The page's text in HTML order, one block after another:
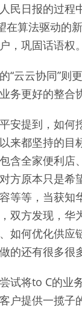
民日报的过程
在算法驱动的
，巩固话语权。
“云云协同”则
务更好的整合
安提到，如何
来都坚持的目
含全家便利店
方原本只是希
等等，当获知
双方发现，华
如何优化供应
的还有很多很多
试将to C的业
户提供一揽子